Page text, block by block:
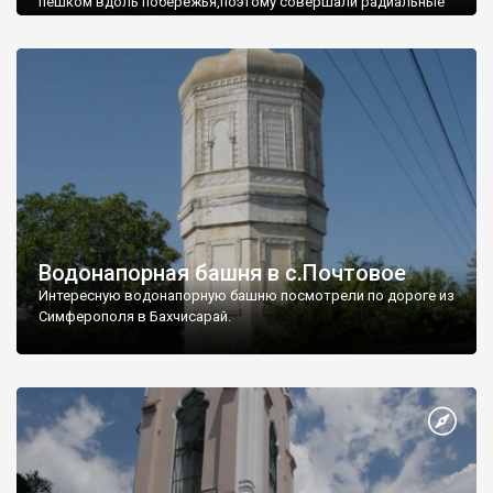
Водонапорная башня в с.Почтовое
Интересную водонапорную башню посмотрели по дороге из
Симферополя в Бахчисарай.